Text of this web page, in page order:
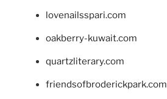
lovenailsspari.com
oakberry-kuwait.com
quartzliterary.com
friendsofbroderickpark.com